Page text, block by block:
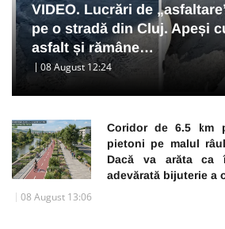
VIDEO. Lucrări de
pe o stradă din Cluj. Apeși
asfalt și rămâne…
08 August 12:24
Coridor de 6.5 km
pietoni pe malul
Dacă va arăta
adevărată bijuterie a
08 August 13:06